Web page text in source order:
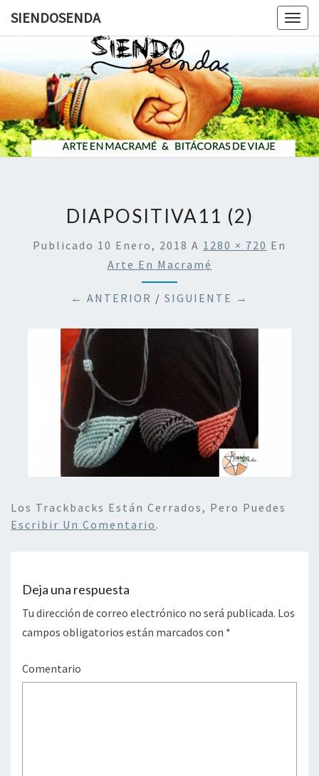
SIENDOSENDA
DIAPOSITIVA11 (2)
Publicado 10 Enero, 2018 A 1280 × 720 En
Arte En Macramé
← ANTERIOR / SIGUIENTE →
Los Trackbacks Están Cerrados, Pero Puedes
Escribir Un Comentario .
Deja una respuesta
Tu dirección de correo electrónico no será publicada. Los
campos obligatorios están marcados con *
Comentario